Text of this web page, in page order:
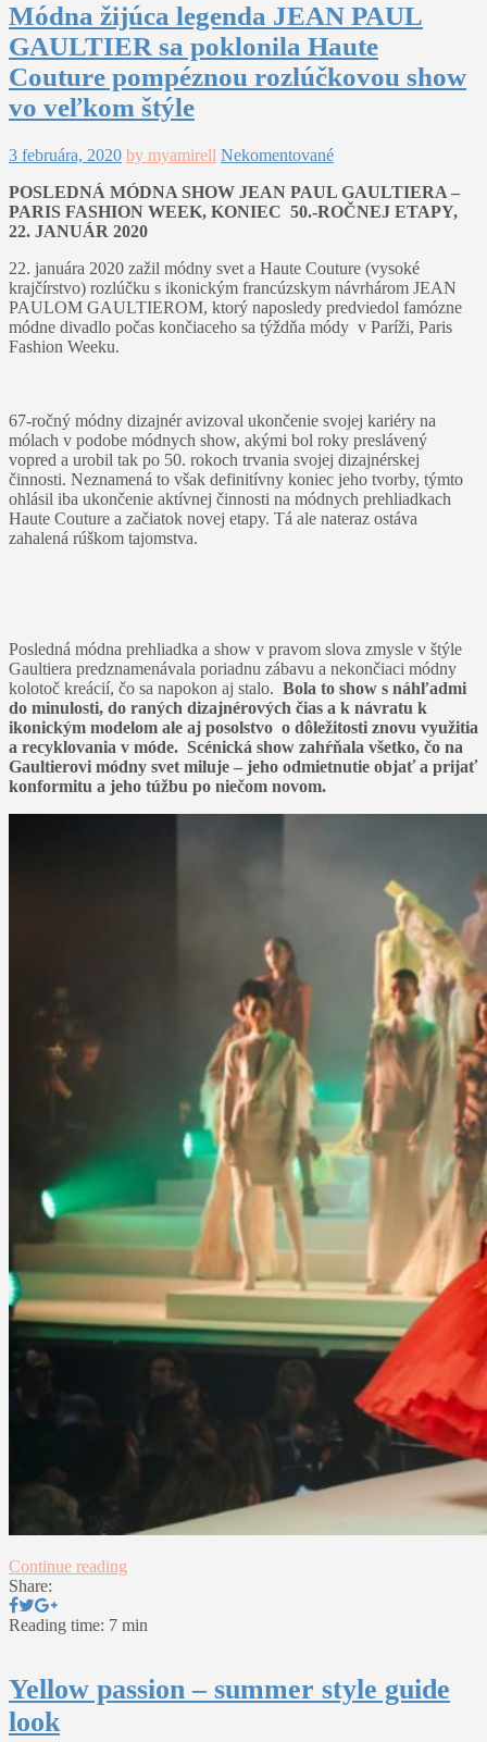
Módna žijúca legenda JEAN PAUL
GAULTIER sa poklonila Haute
Couture pompéznou rozlúčkovou show
vo veľkom štýle
3 februára, 2020 by myamirell Nekomentované
POSLEDNÁ MÓDNA SHOW JEAN PAUL GAULTIERA –
PARIS FASHION WEEK, KONIEC 50.-ROČNEJ ETAPY,
22. JANUÁR 2020
22. januára 2020 zažil módny svet a Haute Couture (vysoké
krajčírstvo) rozlúčku s ikonickým francúzskym návrhárom JEAN
PAULOM GAULTIEROM, ktorý naposledy predviedol famózne
módne divadlo počas končiaceho sa týždňa módy v Paríži, Paris
Fashion Weeku.
67-ročný módny dizajnér avizoval ukončenie svojej kariéry na
mólach v podobe módnych show, akými bol roky preslávený
vopred a urobil tak po 50. rokoch trvania svojej dizajnérskej
činnosti. Neznamená to však definitívny koniec jeho tvorby, týmto
ohlásil iba ukončenie aktívnej činnosti na módnych prehliadkach
Haute Couture a začiatok novej etapy. Tá ale nateraz ostáva
zahalená rúškom tajomstva.
Posledná módna prehliadka a show v pravom slova zmysle v štýle
Gaultiera predznamenávala poriadnu zábavu a nekončiaci módny
kolotoč kreácií, čo sa napokon aj stalo. Bola to show s náhľadmi
do minulosti, do raných dizajnérových čias a k návratu k
ikonickým modelom ale aj posolstvo o dôležitosti znovu využitia
a recyklovania v móde. Scénická show zahŕňala všetko, čo na
Gaultierovi módny svet miluje – jeho odmietnutie objať a prijať
konformitu a jeho túžbu po niečom novom.
Continue reading
Share:
Reading time: 7 min
Yellow passion – summer style guide
look